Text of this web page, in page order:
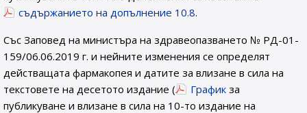
съдържанието на допълнение 10.8.
Със Заповед на министъра на здравеопазването № РД-01-
159/06.06.2019 г. и нейните изменения се определят
действащата фармакопея и датите за влизане в сила на
текстовете на десетото издание (
График за
публикуване и влизане в сила на 10-то издание на